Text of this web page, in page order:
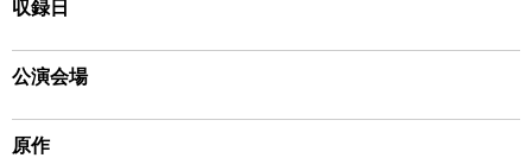
収録日
公演会場
原作